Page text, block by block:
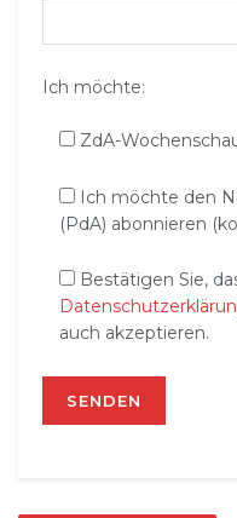
Ich möchte:
ZdA-
Ich möchte den
(PdA) abonnieren
Bestätigen Sie,
auch akzeptieren.